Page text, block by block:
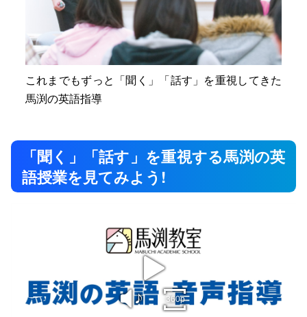
これまでもずっと「聞く」「話す」を重視してきた
馬渕の英語指導
「聞く」「話す」を重視する馬渕の英
語授業を見てみよう!
sound
360p